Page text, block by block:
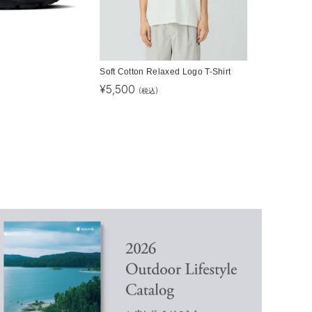
Soft Cotton Relaxed Logo T-Shirt
¥5,500 (税込)